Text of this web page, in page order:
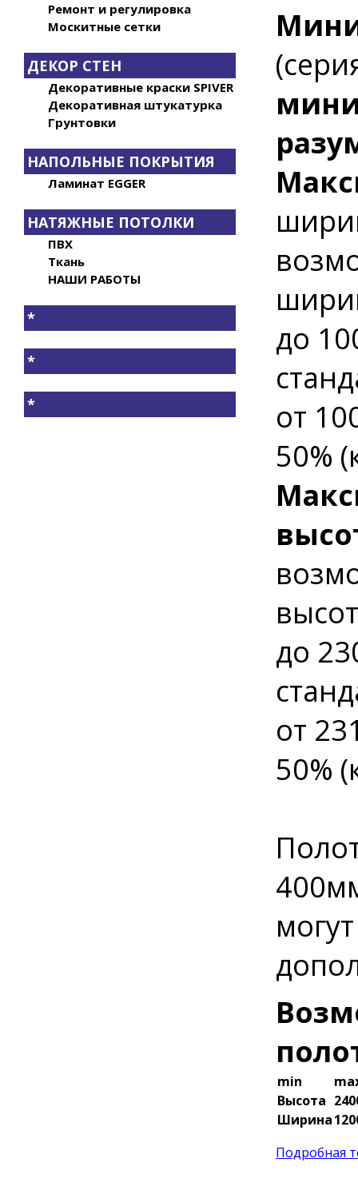
Ремонт и регулировка
Москитные сетки
ДЕКОР СТЕН
Декоративные краски SPIVER
Декоративная штукатурка
Грунтовки
НАПОЛЬНЫЕ ПОКРЫТИЯ
Ламинат EGGER
НАТЯЖНЫЕ ПОТОЛКИ
ПВХ
Ткань
НАШИ РАБОТЫ
*
*
*
до
от
50%
до
от
50%
min
Высота
Ширина
Подробная